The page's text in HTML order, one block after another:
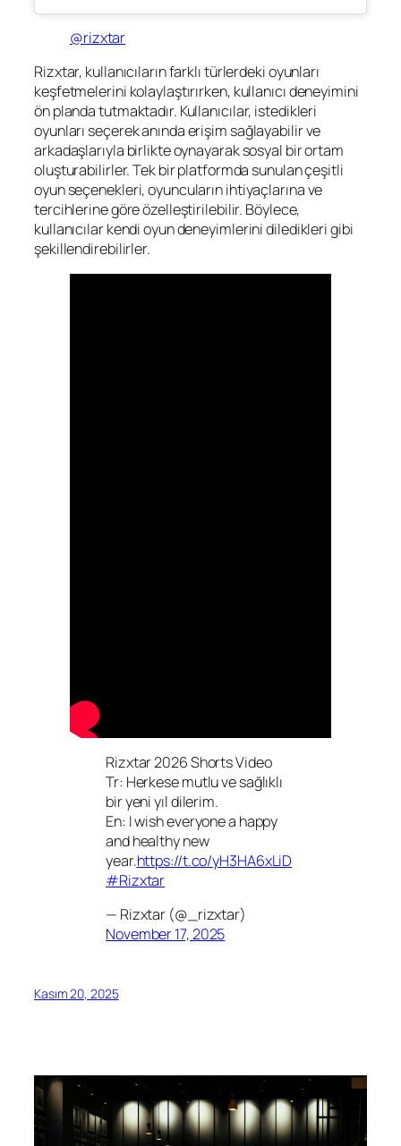
@rizxtar
Rizxtar, kullanıcıların farklı türlerdeki oyunları
keşfetmelerini kolaylaştırırken, kullanıcı deneyimini
ön planda tutmaktadır. Kullanıcılar, istedikleri
oyunları seçerek anında erişim sağlayabilir ve
arkadaşlarıyla birlikte oynayarak sosyal bir ortam
oluşturabilirler. Tek bir platformda sunulan çeşitli
oyun seçenekleri, oyuncuların ihtiyaçlarına ve
tercihlerine göre özelleştirilebilir. Böylece,
kullanıcılar kendi oyun deneyimlerini diledikleri gibi
şekillendirebilirler.
Rizxtar 2026 Shorts Video
Tr: Herkese mutlu ve sağlıklı
bir yeni yıl dilerim.
En: I wish everyone a happy
and healthy new
year.https://t.co/yH3HA6xLiD
#Rizxtar
— Rizxtar (@_rizxtar)
November 17, 2025
Kasım 20, 2025